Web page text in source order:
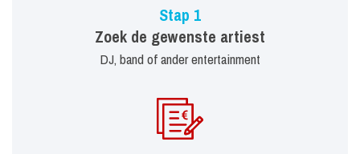
Stap 1
Zoek de gewenste artiest
DJ, band of ander entertainment